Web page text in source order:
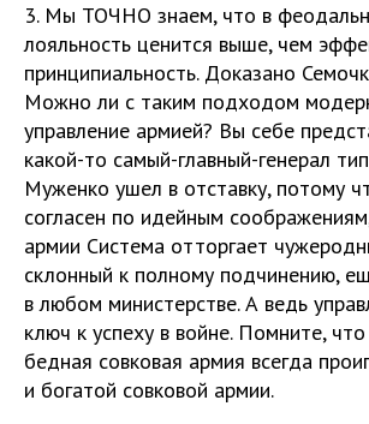
3. Мы ТОЧНО знаем, что в
лояльность ценится выше, чем
принципиальность. Доказано
Можно ли с таким подходом
управление армией? Вы себе
какой-то самый-главный-генерал
Муженко ушел в отставку, потому
согласен по идейным
армии Система отторгает
склонный к полному подчинению,
в любом министерстве. А ведь
ключ к успеху в войне. Помните,
бедная совковая армия всегда
и богатой совковой армии.